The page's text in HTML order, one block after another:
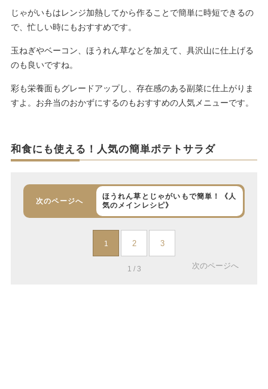
じゃがいもはレンジ加熱してから作ることで簡単に時短できるの
で、忙しい時にもおすすめです。
玉ねぎやベーコン、ほうれん草などを加えて、具沢山に仕上げる
のも良いですね。
彩も栄養面もグレードアップし、存在感のある副菜に仕上がりま
すよ。お弁当のおかずにするのもおすすめの人気メニューです。
和食にも使える！人気の簡単ポテトサラダ
次のページへ
ほうれん草とじゃがいもで簡単！《人
気のメインレシピ》
1 2 3
1 / 3 次のページへ